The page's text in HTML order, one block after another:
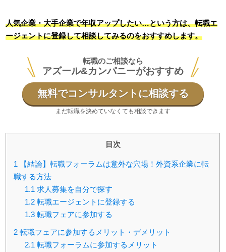
人気企業・大手企業で年収アップしたい…という方は、転職エ
ージェントに登録して相談してみるのをおすすめします。
転職のご相談なら
アズール&カンパニーがおすすめ
無料でコンサルタントに相談する
まだ転職を決めていなくても相談できます
目次
1 【結論】転職フォーラムは意外な穴場！外資系企業に転
職する方法
1.1 求人募集を自分で探す
1.2 転職エージェントに登録する
1.3 転職フェアに参加する
2 転職フェアに参加するメリット・デメリット
2.1 転職フォーラムに参加するメリット